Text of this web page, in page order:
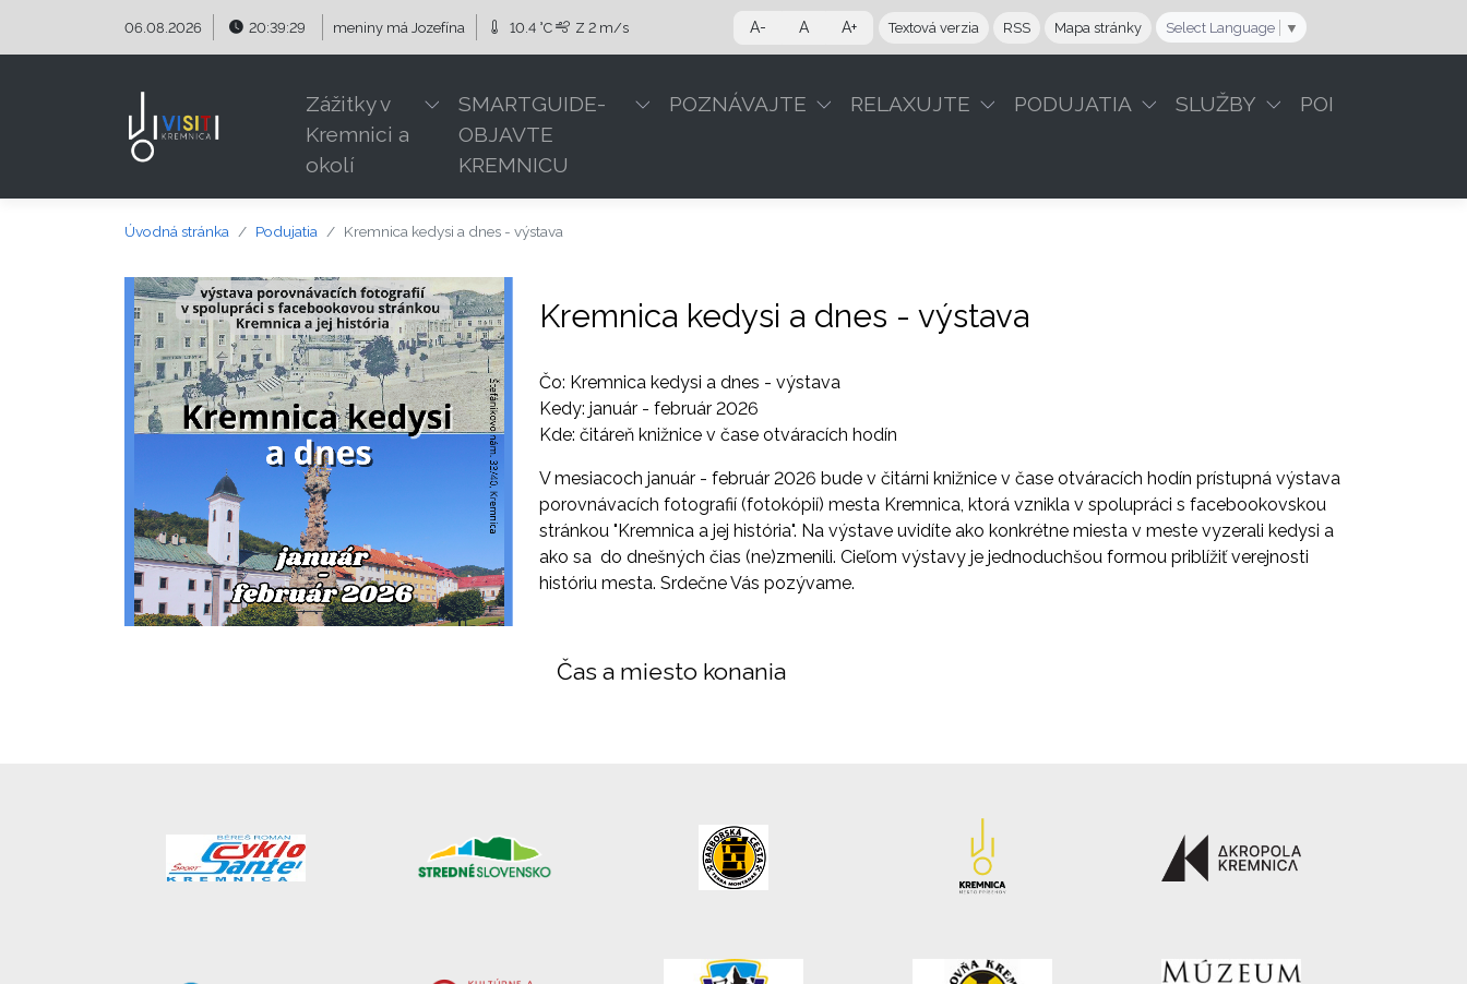
06.08.2026 20:39:29 meniny má Jozefína 10.4 °C Z 2 m/s A- A A+ Textová verzia RSS Mapa stránky Select Language ▼
Zážitky v
Kremnici a
okolí
SMARTGUIDE-
OBJAVTE
KREMNICU
POZNÁVAJTE RELAXUJTE PODUJATIA SLUŽBY POI
Úvodná stránka Podujatia Kremnica kedysi a dnes - výstava
Kremnica kedysi a dnes - výstava
Čo: Kremnica kedysi a dnes - výstava
Kedy: január - február 2026
Kde: čitáreň knižnice v čase otváracích hodín
V mesiacoch január - február 2026 bude v čitárni knižnice v čase otváracích hodín prístupná výstava
porovnávacích fotografií (fotokópií) mesta Kremnica, ktorá vznikla v spolupráci s facebookovskou
stránkou "Kremnica a jej história". Na výstave uvidíte ako konkrétne miesta v meste vyzerali kedysi a
ako sa do dnešných čias (ne)zmenili. Cieľom výstavy je jednoduchšou formou priblížiť verejnosti
históriu mesta. Srdečne Vás pozývame.
Čas a miesto konania